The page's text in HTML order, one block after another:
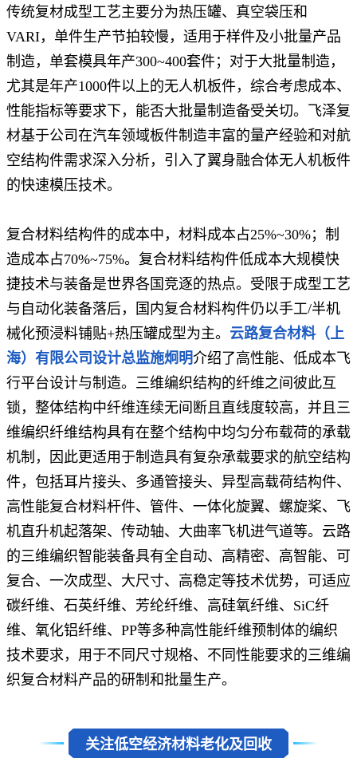
传统复材成型工艺主要分为热压罐、真空袋压和
VARI，单件生产节拍较慢，适用于样件及小批量产品
制造，单套模具年产300~400套件；对于大批量制造，
尤其是年产1000件以上的无人机板件，综合考虑成本、
性能指标等要求下，能否大批量制造备受关切。飞泽复
材基于公司在汽车领域板件制造丰富的量产经验和对航
空结构件需求深入分析，引入了翼身融合体无人机板件
的快速模压技术。
复合材料结构件的成本中，材料成本占25%~30%；制
造成本占70%~75%。复合材料结构件低成本大规模快
捷技术与装备是世界各国竞逐的热点。受限于成型工艺
与自动化装备落后，国内复合材料构件仍以手工/半机
械化预浸料铺贴+热压罐成型为主。 云路复合材料（上
海）有限公司设计总监施炯明介绍了高性能、低成本飞
行平台设计与制造。三维编织结构的纤维之间彼此互
锁，整体结构中纤维连续无间断且直线度较高，并且三
维编织纤维结构具有在整个结构中均匀分布载荷的承载
机制，因此更适用于制造具有复杂承载要求的航空结构
件，包括耳片接头、多通管接头、异型高载荷结构件、
高性能复合材料杆件、管件、一体化旋翼、螺旋桨、飞
机直升机起落架、传动轴、大曲率飞机进气道等。云路
的三维编织智能装备具有全自动、高精密、高智能、可
复合、一次成型、大尺寸、高稳定等技术优势，可适应
碳纤维、石英纤维、芳纶纤维、高硅氧纤维、SiC纤
维、氧化铝纤维、PP等多种高性能纤维预制体的编织
技术要求，用于不同尺寸规格、不同性能要求的三维编
织复合材料产品的研制和批量生产。
关注低空经济材料老化及回收